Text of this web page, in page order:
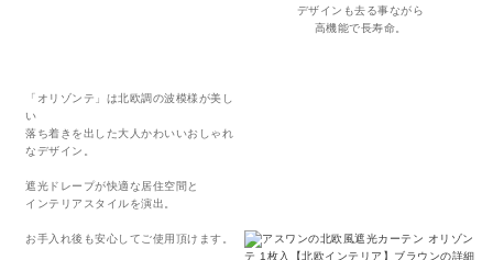
デザインも去る事ながら
高機能で長寿命。
「オリゾンテ」は北欧調の波模様が美し
い
落ち着きを出した大人かわいいおしゃれ
なデザイン。
遮光ドレープが快適な居住空間と
インテリアスタイルを演出。
お手入れ後も安心してご使用頂けます。